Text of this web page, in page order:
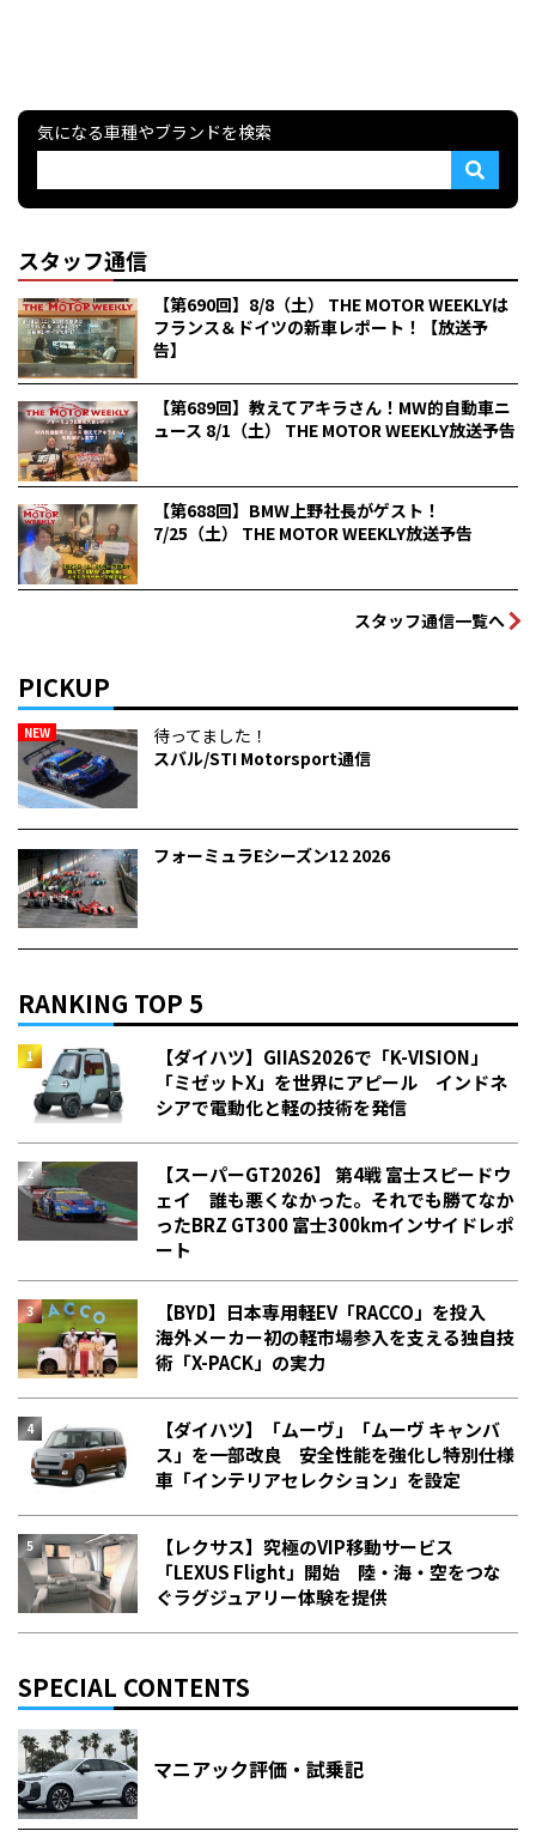
気になる車種やブランドを検索
スタッフ通信
【第690回】8/8（土） THE MOTOR WEEKLYは
フランス＆ドイツの新車レポート！【放送予
告】
【第689回】教えてアキラさん！MW的自動車ニ
ュース 8/1（土） THE MOTOR WEEKLY放送予告
【第688回】BMW上野社長がゲスト！
7/25（土） THE MOTOR WEEKLY放送予告
スタッフ通信一覧へ
PICKUP
NEW
待ってました！
スバル/STI Motorsport通信
フォーミュラEシーズン12 2026
RANKING TOP 5
【ダイハツ】GIIAS2026で「K-VISION」
「ミゼットX」を世界にアピール インドネ
シアで電動化と軽の技術を発信
【スーパーGT2026】 第4戦 富士スピードウ
ェイ 誰も悪くなかった。それでも勝てなか
った――BRZ GT300 富士300kmインサイドレポ
ート
【BYD】日本専用軽EV「RACCO」を投入
海外メーカー初の軽市場参入を支える独自技
術「X-PACK」の実力
【ダイハツ】「ムーヴ」「ムーヴ キャンバ
ス」を一部改良 安全性能を強化し特別仕様
車「インテリアセレクション」を設定
【レクサス】究極のVIP移動サービス
「LEXUS Flight」開始 陸・海・空をつな
ぐラグジュアリー体験を提供
SPECIAL CONTENTS
マニアック評価・試乗記